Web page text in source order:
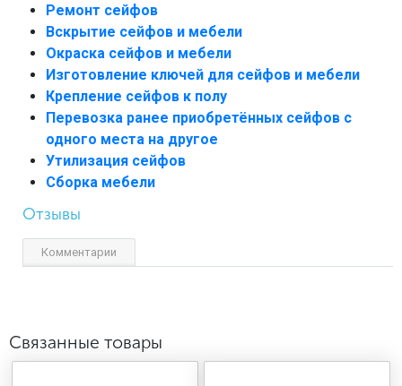
Ремонт сейфов
Вскрытие сейфов и мебели
Окраска сейфов и мебели
Изготовление ключей для сейфов и мебели
Крепление сейфов к полу
Перевозка ранее приобретённых сейфов с
одного места на другое
Утилизация сейфов
Сборка мебели
Отзывы
Комментарии
Связанные товары